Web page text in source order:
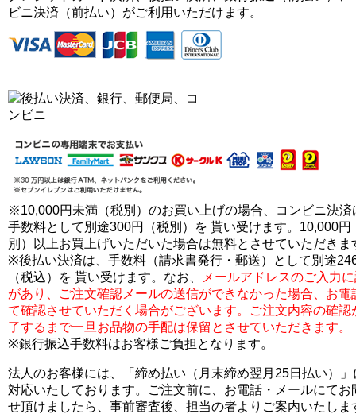
ビニ決済（前払い）がご利用いただけます。
※10,000円未満（税別）のお買い上げの場合、コンビニ決済
手数料として別途300円（税別）を 貰い受けます。10,000円
別）以上お買上げいただいた場合は無料とさせていただきま
※後払い決済は、手数料（請求書発行・郵送）として別途
（税込）を 貰い受けます。なお、
メールアドレスのご入力
があり、ご注文確認メールの送信ができなかった場合、お電
て確認させていただく場合がございます。ご注文内容の確認
了するまで一旦お品物の手配は保留とさせていただきます。
※銀行振込手数料はお客様ご負担となります。
法人のお客様には、「締め払い（月末締め翌月25日払い）」
対応いたしております。ご注文前に、お電話・メールにてお
せ頂けましたら、事前審査後、担当の者よりご案内いたしま